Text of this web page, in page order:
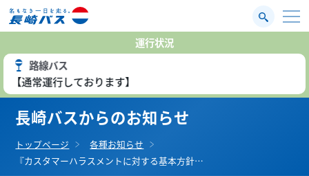
運行状況
路線バス
【通常運行しております】
長崎バスからのお知らせ
トップページ
各種お知らせ
『カスタマーハラスメントに対する基本方針…